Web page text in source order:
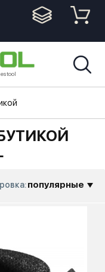
популярные